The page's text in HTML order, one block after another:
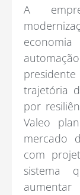
A
trajetória
por
Valeo
mercado
com
sistema